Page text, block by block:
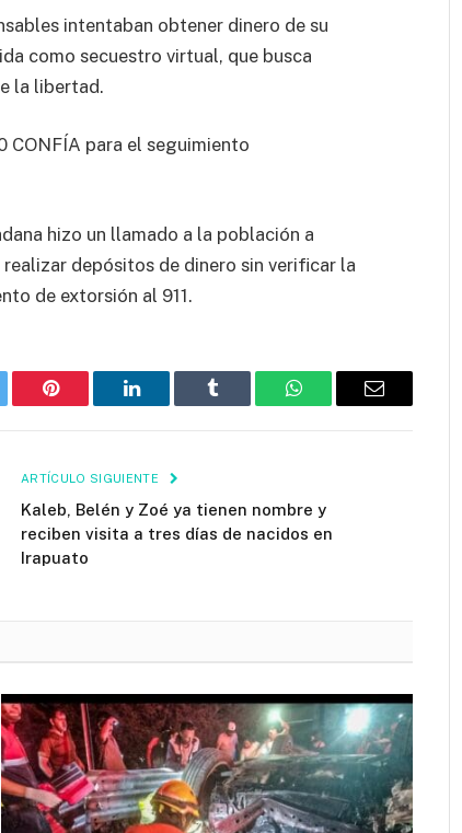
intentaban obtener dinero de su
como secuestro virtual, que busca
la libertad.
CONFÍA para el seguimiento
hizo un llamado a la población a
depósitos de dinero sin verificar la
de extorsión al 911.
Pinterest LinkedIn Tumblr WhatsAppEmail
ARTÍCULO SIGUIENTE
Kaleb, Belén y Zoé ya tienen nombre y
reciben visita a tres días de nacidos en
Irapuato